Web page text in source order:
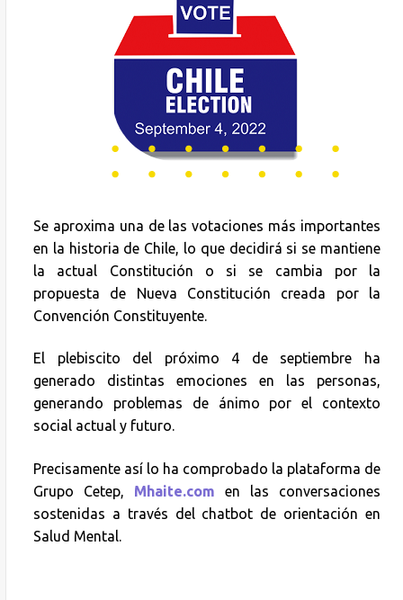
Se aproxima una de las votaciones más importantes
en la historia de Chile, lo que decidirá si se mantiene
la actual Constitución o si se cambia por la
propuesta de Nueva Constitución creada por la
Convención Constituyente.
El plebiscito del próximo 4 de septiembre ha
generado distintas emociones en las personas,
generando problemas de ánimo por el contexto
social actual y futuro.
Precisamente así lo ha comprobado la plataforma de
Grupo Cetep, Mhaite.com en las conversaciones
sostenidas a través del chatbot de orientación en
Salud Mental.